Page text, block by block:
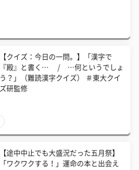
【クイズ：今日の一問。】「漢字で
『殿』と書く… / …何というでしょ
う？」（難読漢字クイズ） ＃東大クイ
ズ研監修
【途中中止でも大盛況だった五月祭】
「ワクワクする！」運命の本と出会え